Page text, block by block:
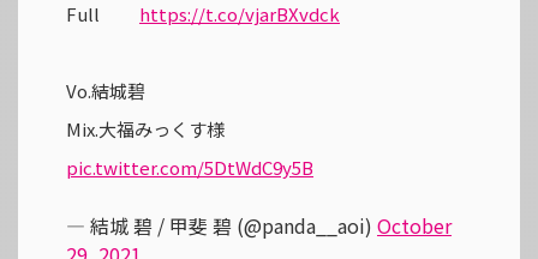
Full https://t.co/vjarBXvdck
Vo.結城碧
Mix.大福みっくす様
pic.twitter.com/5DtWdC9y5B
— 結城 碧 / 甲斐 碧 (@panda__aoi) October